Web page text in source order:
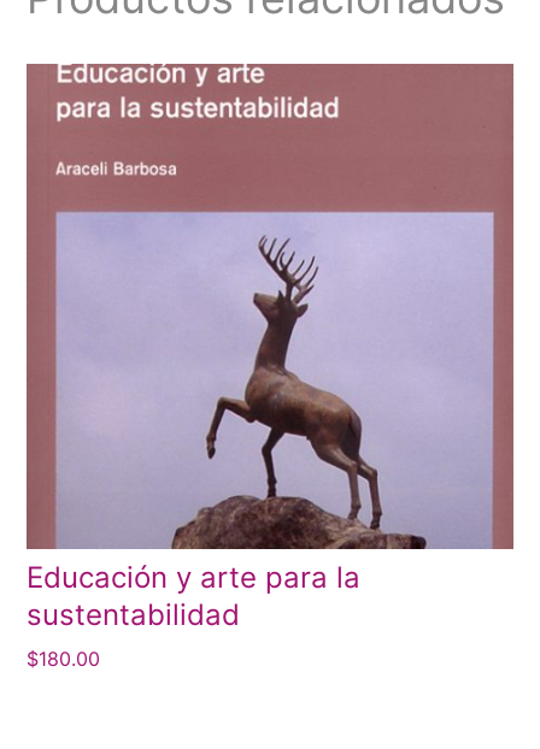
Educación y arte para la
sustentabilidad
$180.00